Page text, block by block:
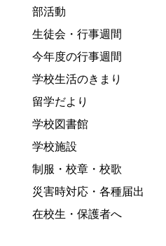
部活動
生徒会・行事週間
今年度の行事週間
学校生活のきまり
留学だより
学校図書館
学校施設
制服・校章・校歌
災害時対応・各種届出
在校生・保護者へ